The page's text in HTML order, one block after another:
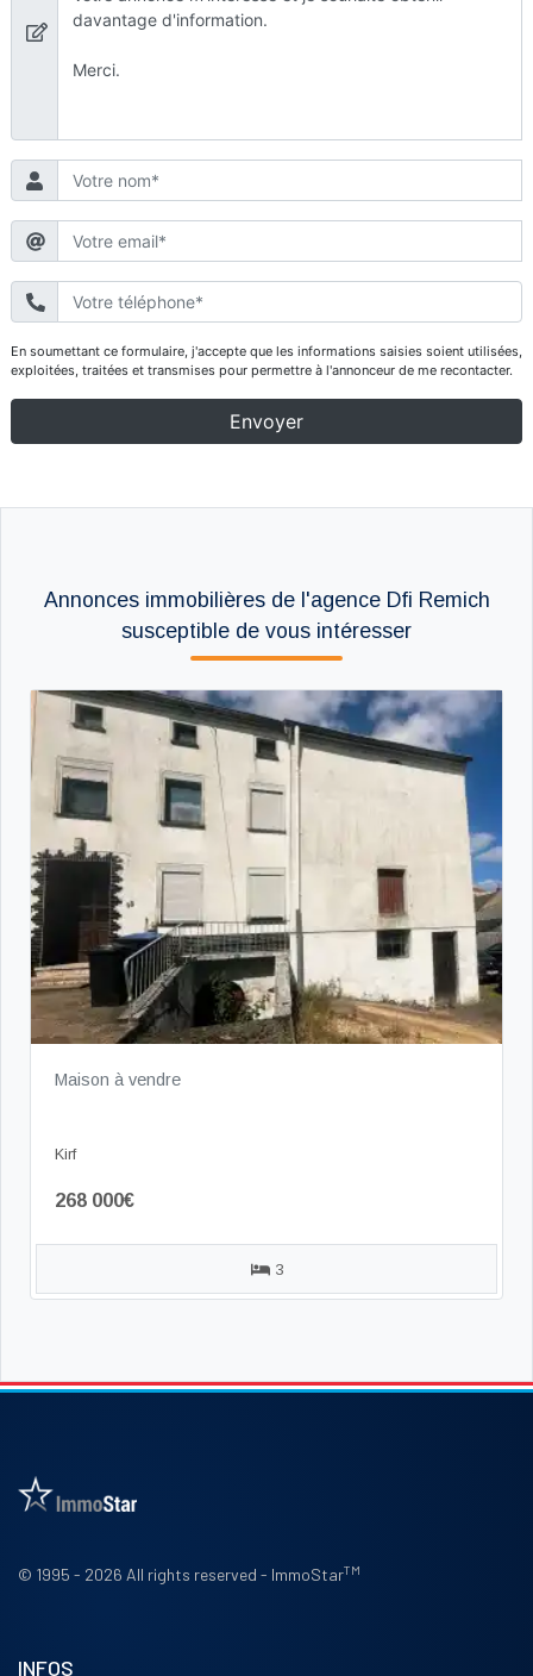
Annonces immobilières de l'agence Dfi Remich
susceptible de vous intéresser
Maison à vendre
Kirf
268 000€
3
© 1995 - 2026 All rights reserved - ImmoStarTM
INFOS